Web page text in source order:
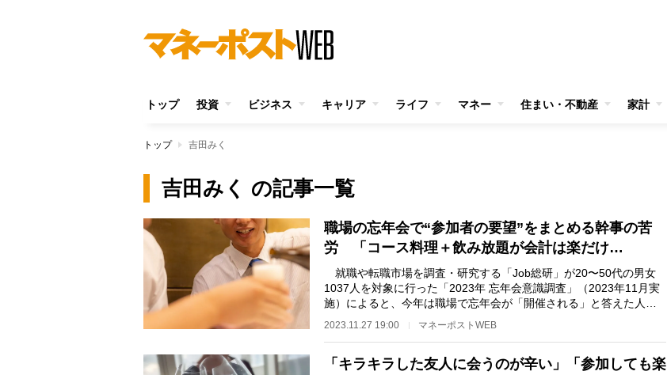
トップ 投資 ビジネス キャリア ライフ マネー 住まい・不動産 家計
トップ 吉田みく
吉田みく の記事一覧
職場の忘年会で“参加者の要望”をまとめる幹事の苦
労 「コース料理＋飲み放題が会計は楽だけ…
就職や転職市場を調査・研究する「Job総研」が20〜50代の男女
1037人を対象に行った「2023年 忘年会意識調査」（2023年11月実
施）によると、今年は職場で忘年会が「開催される」と答えた人は
2023.11.27 19:00 マネーポストWEB
「キラキラした友人に会うのが辛い」「参加しても楽